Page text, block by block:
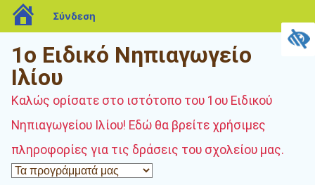
1ο Ειδικό Νηπιαγωγείο
Ιλίου
Καλώς ορίσατε στο ιστότοπο του 1ου Ειδικού
Νηπιαγωγείου Ιλίου! Εδώ θα βρείτε χρήσιμες
πληροφορίες για τις δράσεις του σχολείου μας.
blogs.sch.gr
Σύνδεση